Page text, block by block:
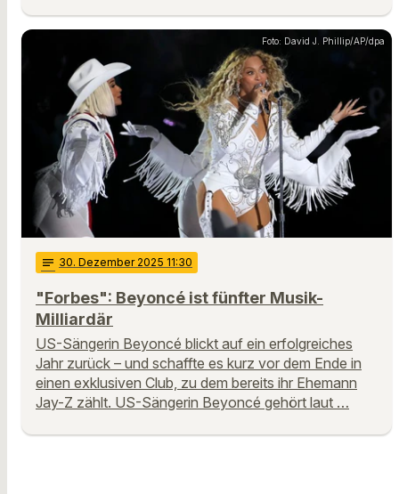
Foto: David J. Phillip/AP/dpa
notes 30. Dezember 2025 11:30
"Forbes": Beyoncé ist fünfter Musik-
Milliardär
US-Sängerin Beyoncé blickt auf ein erfolgreiches
Jahr zurück – und schaffte es kurz vor dem Ende in
einen exklusiven Club, zu dem bereits ihr Ehemann
Jay-Z zählt. US-Sängerin Beyoncé gehört laut …